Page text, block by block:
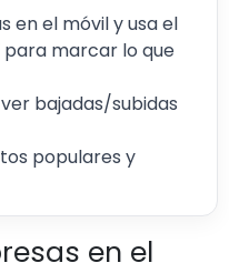
en el móvil y usa el
para marcar lo que
bajadas/subidas
populares y
en el